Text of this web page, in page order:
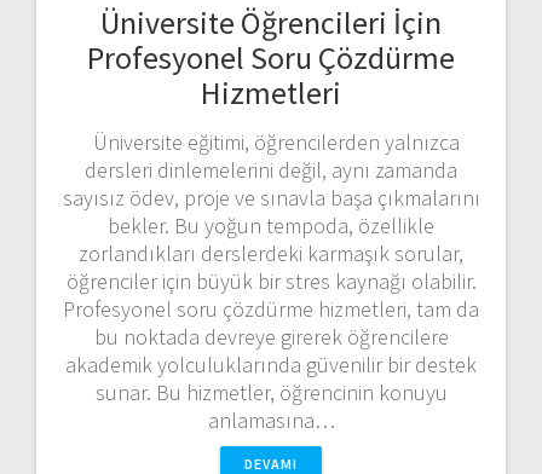
Üniversite Öğrencileri İçin
Profesyonel Soru Çözdürme
Hizmetleri
Üniversite eğitimi, öğrencilerden yalnızca
dersleri dinlemelerini değil, aynı zamanda
sayısız ödev, proje ve sınavla başa çıkmalarını
bekler. Bu yoğun tempoda, özellikle
zorlandıkları derslerdeki karmaşık sorular,
öğrenciler için büyük bir stres kaynağı olabilir.
Profesyonel soru çözdürme hizmetleri, tam da
bu noktada devreye girerek öğrencilere
akademik yolculuklarında güvenilir bir destek
sunar. Bu hizmetler, öğrencinin konuyu
anlamasına…
DEVAMI